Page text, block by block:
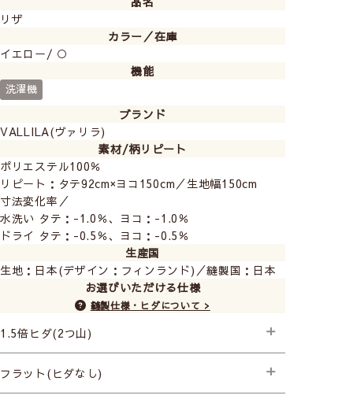
▲写真のタッセルは「ひとふさふさ（グリーン）」
す。
商品にはカーテンと同じ生地のタッセルが付いてきま
す。
リザ
カラー／在庫
イエロー/ ○
機能
洗濯機
ブランド
VALLILA(ヴァリラ)
素材/柄リピート
ポリエステル100％
リピート：タテ92cm×ヨコ150cm／生地幅150cm
寸法変化率／
水洗い タテ：-1.0％、ヨコ：-1.0％
ドライ タテ：-0.5％、ヨコ：-0.5％
生産国
生地：日本(デザイン：フィンランド)／縫製国：日本
お選びいただける仕様
縫製仕様・ヒダについて >
1.5倍ヒダ(2つ山)
├プレミアム縫製
フラット(ヒダなし)